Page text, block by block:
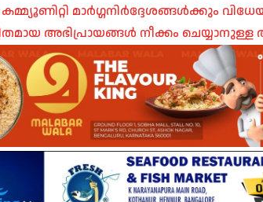
മാർഗ്ഗനിർദ്ദേശങ്ങൾക്കും
അഭിപ്രായങ്ങൾ നീക്കം